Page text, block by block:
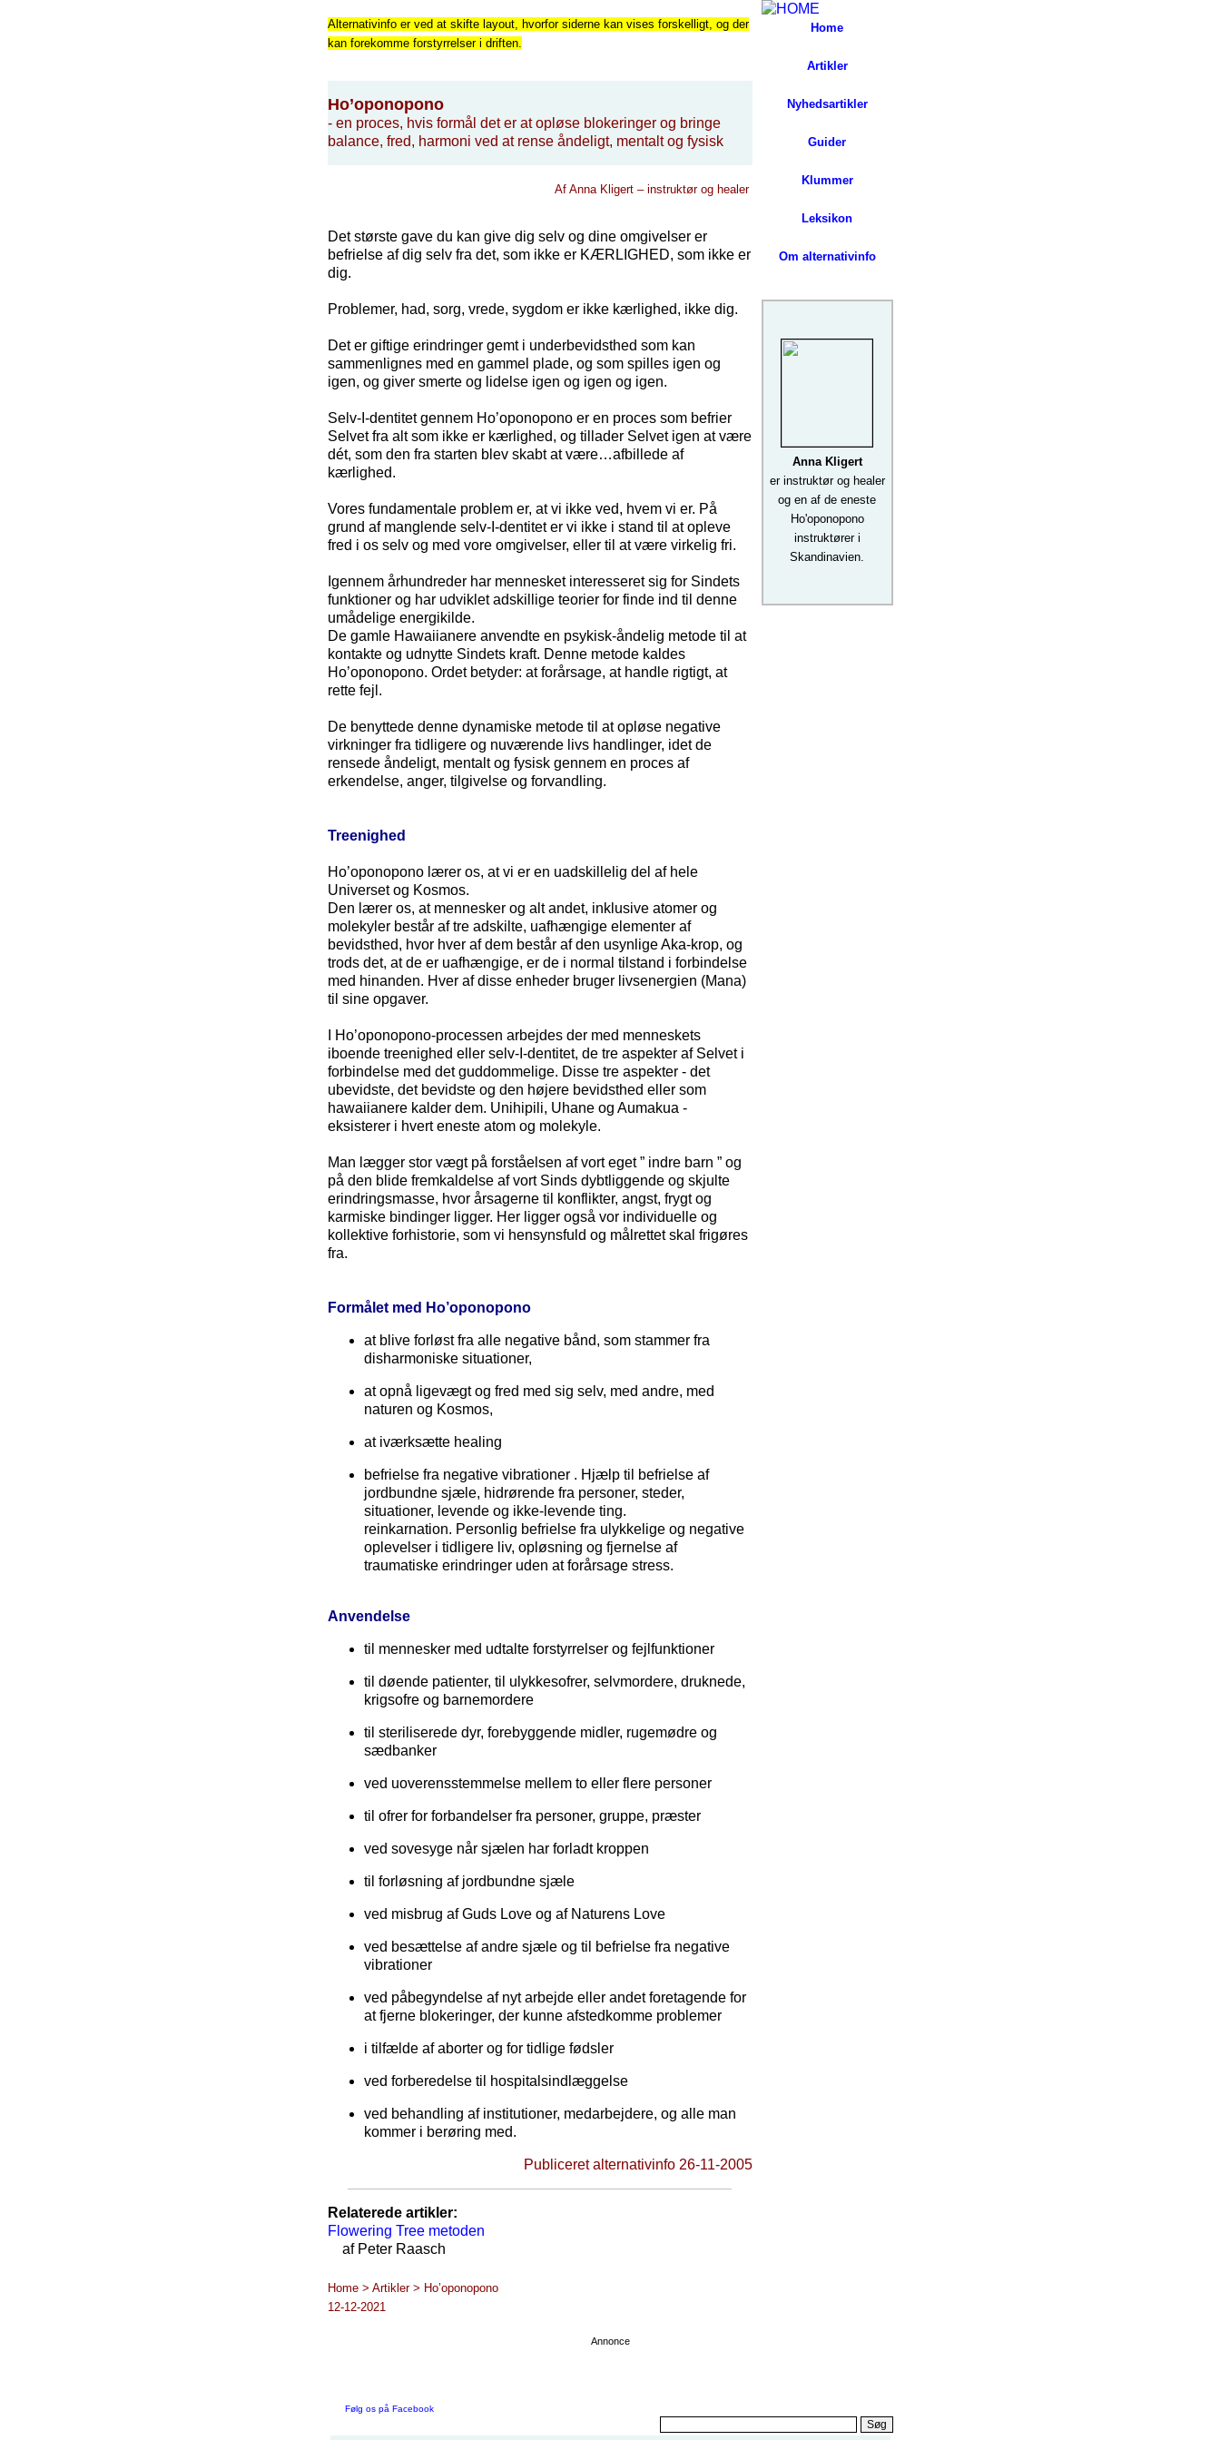
Alternativinfo er ved at skifte layout, hvorfor siderne kan vises forskelligt, og der
kan forekomme forstyrrelser i driften.
Ho’oponopono
- en proces, hvis formål det er at opløse blokeringer og bringe
balance, fred, harmoni ved at rense åndeligt, mentalt og fysisk
Af Anna Kligert – instruktør og healer
Det største gave du kan give dig selv og dine omgivelser er
befrielse af dig selv fra det, som ikke er KÆRLIGHED, som ikke er
dig.
Problemer, had, sorg, vrede, sygdom er ikke kærlighed, ikke dig.
Det er giftige erindringer gemt i underbevidsthed som kan
sammenlignes med en gammel plade, og som spilles igen og
igen, og giver smerte og lidelse igen og igen og igen.
Selv-I-dentitet gennem Ho’oponopono er en proces som befrier
Selvet fra alt som ikke er kærlighed, og tillader Selvet igen at være
dét, som den fra starten blev skabt at være…afbillede af
kærlighed.
Vores fundamentale problem er, at vi ikke ved, hvem vi er. På
grund af manglende selv-I-dentitet er vi ikke i stand til at opleve
fred i os selv og med vore omgivelser, eller til at være virkelig fri.
Igennem århundreder har mennesket interesseret sig for Sindets
funktioner og har udviklet adskillige teorier for finde ind til denne
umådelige energikilde.
De gamle Hawaiianere anvendte en psykisk-åndelig metode til at
kontakte og udnytte Sindets kraft. Denne metode kaldes
Ho’oponopono. Ordet betyder: at forårsage, at handle rigtigt, at
rette fejl.
De benyttede denne dynamiske metode til at opløse negative
virkninger fra tidligere og nuværende livs handlinger, idet de
rensede åndeligt, mentalt og fysisk gennem en proces af
erkendelse, anger, tilgivelse og forvandling.
Treenighed
Ho’oponopono lærer os, at vi er en uadskillelig del af hele
Universet og Kosmos.
Den lærer os, at mennesker og alt andet, inklusive atomer og
molekyler består af tre adskilte, uafhængige elementer af
bevidsthed, hvor hver af dem består af den usynlige Aka-krop, og
trods det, at de er uafhængige, er de i normal tilstand i forbindelse
med hinanden. Hver af disse enheder bruger livsenergien (Mana)
til sine opgaver.
I Ho’oponopono-processen arbejdes der med menneskets
iboende treenighed eller selv-I-dentitet, de tre aspekter af Selvet i
forbindelse med det guddommelige. Disse tre aspekter - det
ubevidste, det bevidste og den højere bevidsthed eller som
hawaiianere kalder dem. Unihipili, Uhane og Aumakua -
eksisterer i hvert eneste atom og molekyle.
Man lægger stor vægt på forståelsen af vort eget ” indre barn ” og
på den blide fremkaldelse af vort Sinds dybtliggende og skjulte
erindringsmasse, hvor årsagerne til konflikter, angst, frygt og
karmiske bindinger ligger. Her ligger også vor individuelle og
kollektive forhistorie, som vi hensynsfuld og målrettet skal frigøres
fra.
Formålet med Ho’oponopono
at blive forløst fra alle negative bånd, som stammer fra
disharmoniske situationer,
at opnå ligevægt og fred med sig selv, med andre, med
naturen og Kosmos,
at iværksætte healing
befrielse fra negative vibrationer . Hjælp til befrielse af
jordbundne sjæle, hidrørende fra personer, steder,
situationer, levende og ikke-levende ting.
reinkarnation. Personlig befrielse fra ulykkelige og negative
oplevelser i tidligere liv, opløsning og fjernelse af
traumatiske erindringer uden at forårsage stress.
Anvendelse
til mennesker med udtalte forstyrrelser og fejlfunktioner
til døende patienter, til ulykkesofrer, selvmordere, druknede,
krigsofre og barnemordere
til steriliserede dyr, forebyggende midler, rugemødre og
sædbanker
ved uoverensstemmelse mellem to eller flere personer
til ofrer for forbandelser fra personer, gruppe, præster
ved sovesyge når sjælen har forladt kroppen
til forløsning af jordbundne sjæle
ved misbrug af Guds Love og af Naturens Love
ved besættelse af andre sjæle og til befrielse fra negative
vibrationer
ved påbegyndelse af nyt arbejde eller andet foretagende for
at fjerne blokeringer, der kunne afstedkomme problemer
i tilfælde af aborter og for tidlige fødsler
ved forberedelse til hospitalsindlæggelse
ved behandling af institutioner, medarbejdere, og alle man
kommer i berøring med.
Publiceret alternativinfo 26-11-2005
Relaterede artikler:
Flowering Tree metoden
af Peter Raasch
Home > Artikler > Ho’oponopono
12-12-2021
Home
Artikler
Nyhedsartikler
Guider
Klummer
Leksikon
Om alternativinfo
Anna Kligert
er instruktør og healer
og en af de eneste
Ho'oponopono
instruktører i
Skandinavien.
Annonce
Følg os på Facebook